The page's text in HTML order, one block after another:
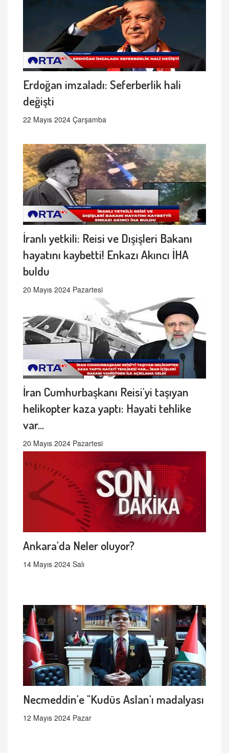
Erdoğan imzaladı: Seferberlik hali
değişti
22 Mayıs 2024 Çarşamba
İranlı yetkili: Reisi ve Dışişleri Bakanı
hayatını kaybetti! Enkazı Akıncı İHA
buldu
20 Mayıs 2024 Pazartesi
İran Cumhurbaşkanı Reisi'yi taşıyan
helikopter kaza yaptı: Hayati tehlike
var...
20 Mayıs 2024 Pazartesi
Ankara'da Neler oluyor?
14 Mayıs 2024 Salı
Necmeddin'e "Kudüs Aslan'ı madalyası
12 Mayıs 2024 Pazar